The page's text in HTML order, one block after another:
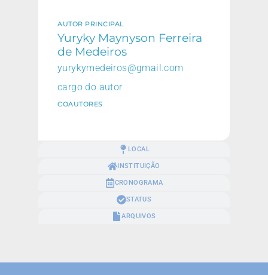
LOCAL
INSTITUIÇÃO
CRONOGRAMA
STATUS
ARQUIVOS
AUTOR PRINCIPAL
Yuryky Maynyson Ferreira
de Medeiros
yurykymedeiros@gmail.com
cargo do autor
COAUTORES